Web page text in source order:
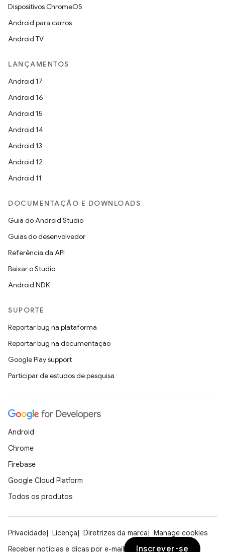
Dispositivos ChromeOS
Android para carros
Android TV
LANÇAMENTOS
Android 17
Android 16
Android 15
Android 14
Android 13
Android 12
Android 11
DOCUMENTAÇÃO E DOWNLOADS
Guia do Android Studio
Guias do desenvolvedor
Referência da API
Baixar o Studio
Android NDK
SUPORTE
Reportar bug na plataforma
Reportar bug na documentação
Google Play support
Participar de estudos de pesquisa
Android
Chrome
Firebase
Google Cloud Platform
Todos os produtos
Privacidade Licença Diretrizes da marca
Manage cookies
Receber notícias e dicas por e-mail
Inscrever-se